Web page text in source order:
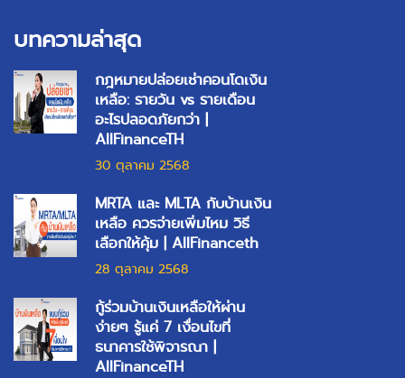
บทความล่าสุด
กฎหมายปล่อยเช่าคอนโดเงิน
เหลือ: รายวัน vs รายเดือน
อะไรปลอดภัยกว่า |
AllFinanceTH
30 ตุลาคม 2568
MRTA และ MLTA กับบ้านเงิน
เหลือ ควรจ่ายเพิ่มไหม วิธี
เลือกให้คุ้ม | AllFinanceth
28 ตุลาคม 2568
กู้ร่วมบ้านเงินเหลือให้ผ่าน
ง่ายๆ รู้แค่ 7 เงื่อนไขที่
ธนาคารใช้พิจารณา |
AllFinanceTH